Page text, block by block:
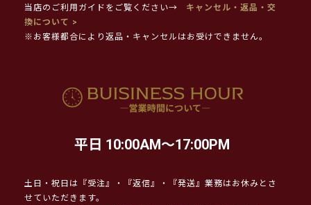
当店のご利用ガイドをご覧ください→
キャンセル・返品・交
換について >
※お客様都合により返品・キャンセルはお受けできません。
平日 10:00AM～17:00PM
土日・祝日は『受注』・『返信』・『発送』業務はお休みとさ
せていただきます。